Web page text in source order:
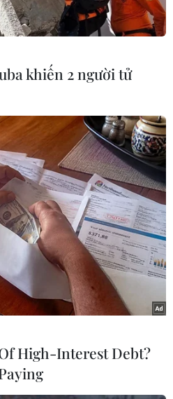
khiến 2 người tử
High-Interest Debt?